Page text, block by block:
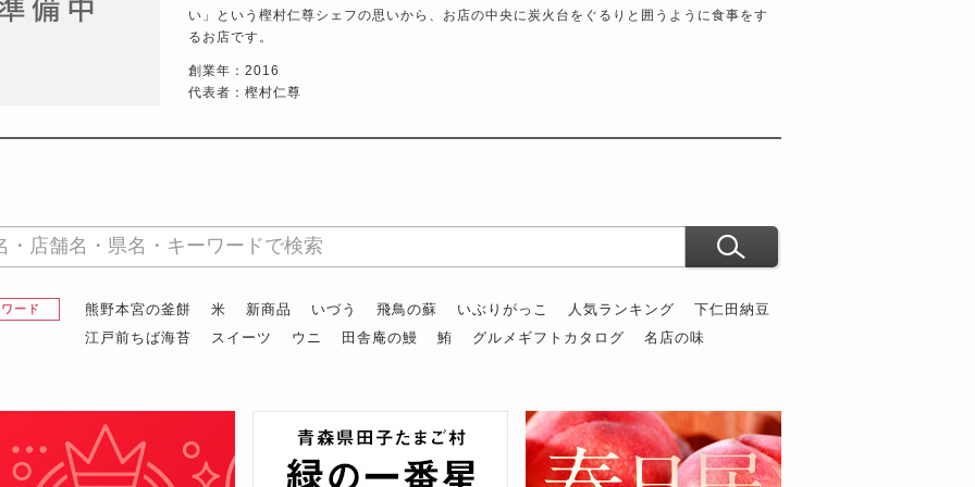
い」という樫村仁尊シェフの思いから、お店の中央に炭火台をぐるりと囲うように食事をす
るお店です。
創業年：2016
代表者：樫村仁尊
ード 熊野本宮の釜餅 米 新商品 いづう 飛鳥の蘇 いぶりがっこ 人気ランキング
下仁田納豆
江戸前ちば海苔
スイーツ ウニ 田舎庵の鰻 鮪 グルメギフトカタログ 名店の味